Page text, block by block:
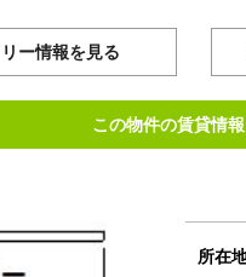
ー情報を見る
この物件の賃貸情
所在